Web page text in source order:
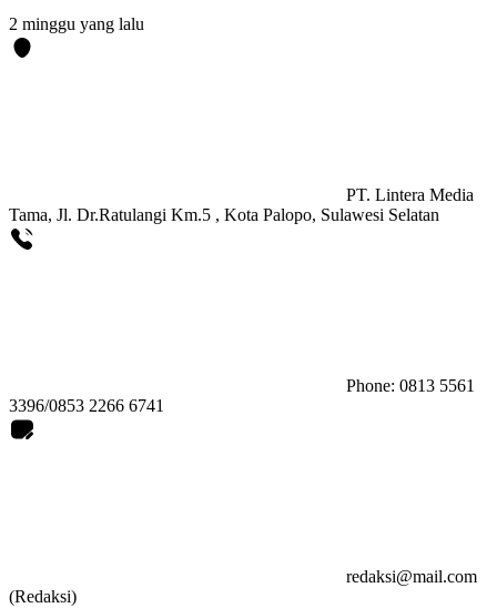
2 minggu yang lalu
PT. Lintera Media
Tama, Jl. Dr.Ratulangi Km.5 , Kota Palopo, Sulawesi Selatan
Phone: 0813 5561
3396/0853 2266 6741
redaksi@mail.com
(Redaksi)